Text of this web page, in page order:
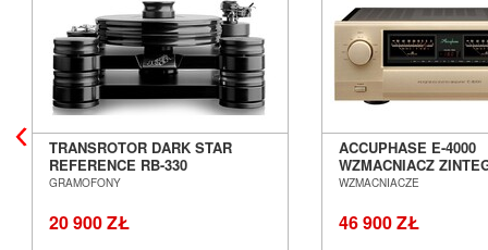
TRANSROTOR DARK STAR
REFERENCE RB-330
GRAMOFON ANALOGOWY
GRAMOFONY
20 900 ZŁ
ACCUPHASE E-4000
WZMACNIACZ
SALON POZNAŃ
WZMACNIACZE
46 900 ZŁ